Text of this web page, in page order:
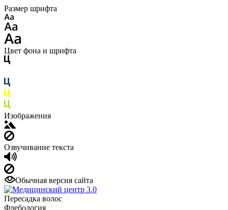
Размер шрифта
Цвет фона и шрифта
Изображения
Озвучивание текста
Обычная версия сайта
Пересадка волос
Флебология